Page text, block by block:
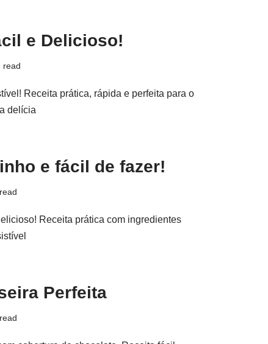
e Delicioso!
read
Receita prática, rápida e perfeita para o
delícia
e fácil de fazer!
Receita prática com ingredientes
Perfeita